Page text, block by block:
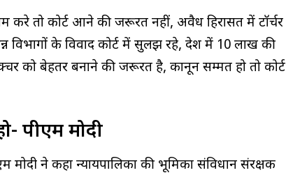
करे तो कोर्ट आने की जरूरत नहीं, अवैध हिरासत में टॉर्चर
विभागों के विवाद कोर्ट में सुलझ रहे, देश में 10 लाख की
को बेहतर बनाने की जरूरत है, कानून सम्मत हो तो कोर्ट
पीएम मोदी
ने कहा न्यायपालिका की भूमिका संविधान संरक्षक